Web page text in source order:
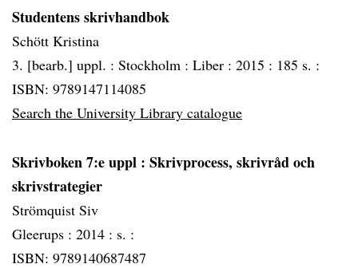
Studentens skrivhandbok
Schött Kristina
3. [bearb.] uppl. : Stockholm : Liber : 2015 : 185 s. :
ISBN: 9789147114085
Search the University Library catalogue
Skrivboken 7:e uppl : Skrivprocess, skrivråd och
skrivstrategier
Strömquist Siv
Gleerups : 2014 : s. :
ISBN: 9789140687487